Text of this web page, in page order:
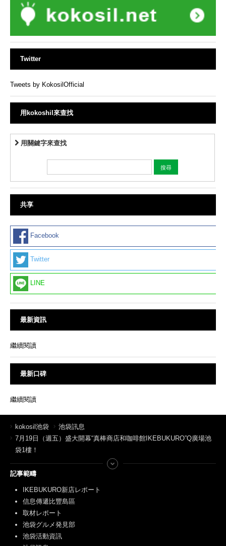
Twitter
Tweets by KokosilOfficial
用kokoshil來查找
用關鍵字來查找
共享
Facebook
Twitter
LINE
最新資訊
繼續閱讀
最新口碑
繼續閱讀
kokosil池袋
池袋訊息
7月19日（週五）盛大開幕“真棒商店和咖啡館IKEBUKURO”Q廣場池
袋1樓！
記事範疇
IKEBUKURO新店レポート
信息傳遞比豐島區
取材レポート
池袋グルメ発見部
池袋活動資訊